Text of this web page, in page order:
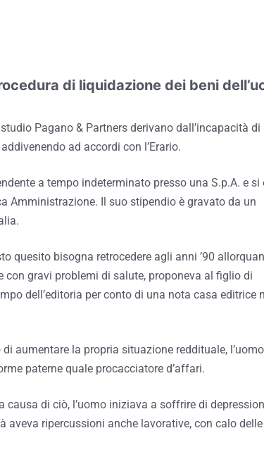
di liquidazione dei beni
Pagano & Partners derivano dall’incapacità di
ad accordi con l’Erario.
a tempo indeterminato presso una S.p.A. e si
Amministrazione. Il suo stipendio è gravato da un
quesito bisogna retrocedere agli anni ’90
con gravi problemi di salute, proponeva al figlio di
dell’editoria per conto di una nota casa editrice
aumentare la propria situazione reddituale, l’uomo
paterne quale procacciatore d’affari.
causa di ciò, l’uomo iniziava a soffrire di
ripercussioni anche lavorative, con calo